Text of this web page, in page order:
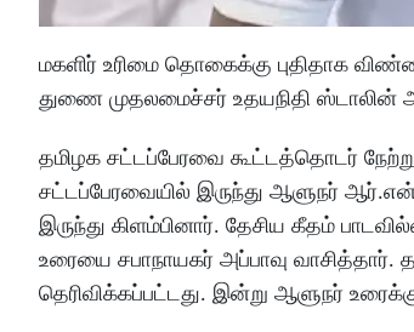
மகளிர் உரிமை தொகைக்கு புதிதாக
துணை முதலமைச்சர் உதயநிதி ஸ்டாலின்
தமிழக சட்டப்பேரவை கூட்டத்தொடர்
சட்டப்பேரவையில் இருந்து ஆளுநர்
இருந்து கிளம்பினார். தேசிய கீதம்
உரையை சபாநாயகர் அப்பாவு
தெரிவிக்கப்பட்டது. இன்று ஆளுநர்